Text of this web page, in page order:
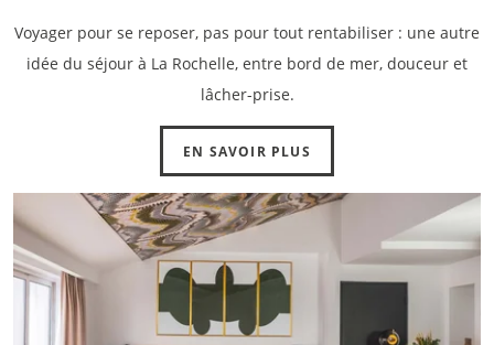
Voyager pour se reposer, pas pour tout rentabiliser : une autre
idée du séjour à La Rochelle, entre bord de mer, douceur et
lâcher-prise.
EN SAVOIR PLUS